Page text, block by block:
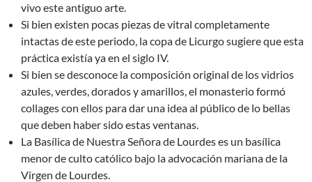
vivo este antiguo arte.
Si bien existen pocas piezas de vitral completamente
intactas de este periodo, la copa de Licurgo sugiere que esta
práctica existía ya en el siglo IV.
Si bien se desconoce la composición original de los vidrios
azules, verdes, dorados y amarillos, el monasterio formó
collages con ellos para dar una idea al público de lo bellas
que deben haber sido estas ventanas.
La Basílica de Nuestra Señora de Lourdes es un basílica
menor de culto católico bajo la advocación mariana de la
Virgen de Lourdes.